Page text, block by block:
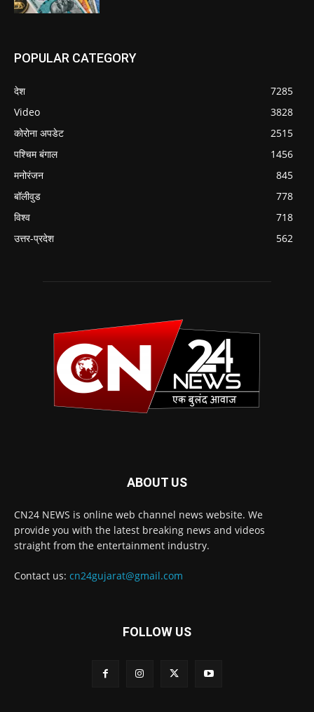
POPULAR CATEGORY
देश
7285
Video
3828
कोरोना अपडेट
2515
पश्चिम बंगाल
1456
मनोरंजन
845
बॉलीवुड
778
विश्व
718
उत्तर-प्रदेश
562
ABOUT US
CN24 NEWS is online web channel news website. We
provide you with the latest breaking news and videos
straight from the entertainment industry.
Contact us: cn24gujarat@gmail.com
FOLLOW US